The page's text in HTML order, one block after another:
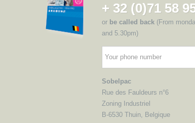
+ 32 (0)71 58
or be called back(From
and 5.30pm)
Sobelpac
Rue des Fauldeurs n°6
Zoning Industriel
B-6530 Thuin, Belgique